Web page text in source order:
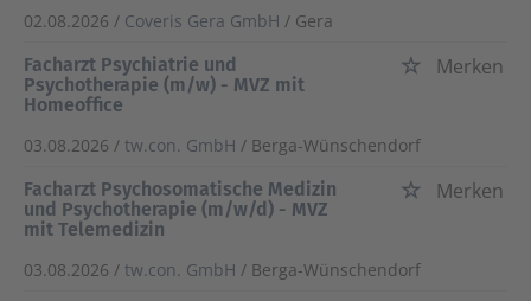
02.08.2026 / Coveris Gera GmbH / Gera
Facharzt Psychiatrie und
Psychotherapie (m/w) - MVZ mit
Homeoffice
Merken
03.08.2026 / tw.con. GmbH / Berga-Wünschendorf
Facharzt Psychosomatische Medizin
und Psychotherapie (m/w/d) - MVZ
mit Telemedizin
Merken
03.08.2026 / tw.con. GmbH / Berga-Wünschendorf